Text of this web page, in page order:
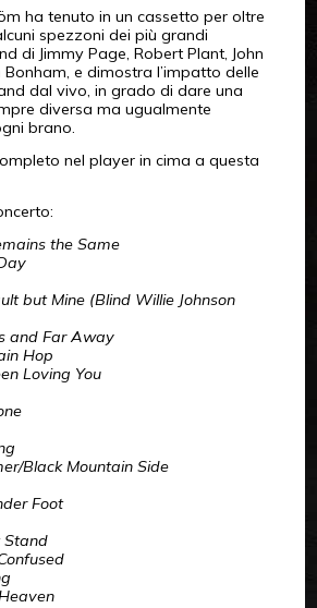
ha tenuto in un cassetto per oltre
spezzoni dei più grandi
di Jimmy Page, Robert Plant, John
Bonham, e dimostra l’impatto delle
dal vivo, in grado di dare una
diversa ma ugualmente
brano.
nel player in cima a questa
the Same
but Mine (Blind Willie Johnson
and Far Away
Hop
Loving You
Black Mountain Side
Foot
Stand